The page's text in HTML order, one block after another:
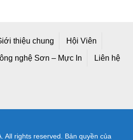
thiệu chung Hội Viên
nghệ Sơn – Mực In Liên hệ
All rights reserved. Bản quyền của